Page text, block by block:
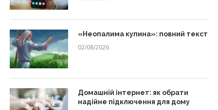
«Неопалима купина»: повний текст
02/08/2026
Домашній інтернет: як обрати
надійне підключення для дому